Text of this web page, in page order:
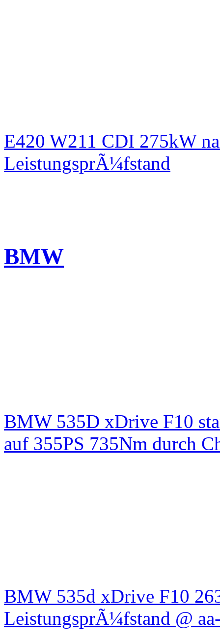
E420 W211 CDI 275kW
LeistungsprÃ¼fstand
BMW
BMW 535D xDrive F10
auf 355PS 735Nm durch
BMW 535d xDrive F10
LeistungsprÃ¼fstand @